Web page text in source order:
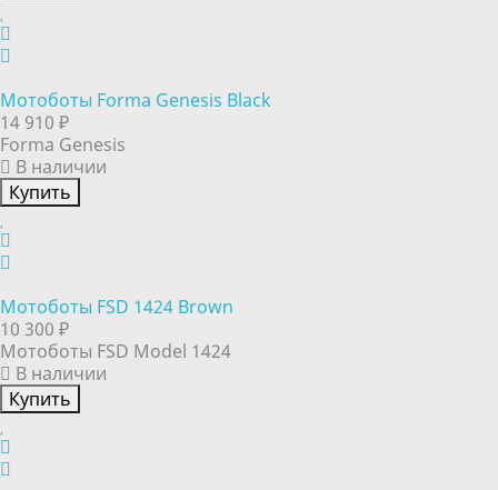
Мотоботы Forma Genesis Black
14 910 ₽
Forma Genesis
В наличии
Купить
Мотоботы FSD 1424 Brown
10 300 ₽
Мотоботы FSD Model 1424
В наличии
Купить